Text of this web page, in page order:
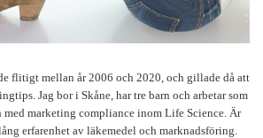
flitigt mellan år 2006 och 2020, och gillade då att
Jag bor i Skåne, har tre barn och arbetar som
med marketing compliance inom Life Science. Är
erfarenhet av läkemedel och marknadsföring.